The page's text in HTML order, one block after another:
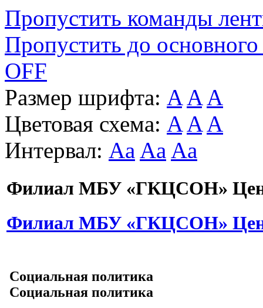
Пропустить команды
Пропустить до основного
OFF
Размер шрифта: A A A
Цветовая схема: A A A
Интервал: Aa Aa Aa
Филиал МБУ «ГКЦСОН»
Филиал МБУ «ГКЦСОН»
Социальная политика
Социальная политика